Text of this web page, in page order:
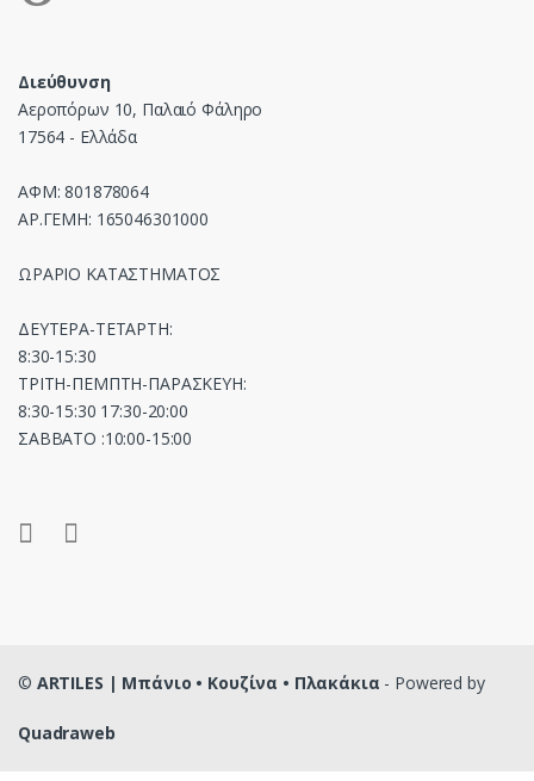
Διεύθυνση
Αεροπόρων 10, Παλαιό Φάληρο
17564 - Ελλάδα
ΑΦΜ: 801878064
ΑΡ.ΓΕΜΗ: 165046301000
ΩΡΑΡΙΟ ΚΑΤΑΣΤΗΜΑΤΟΣ
ΔΕΥΤΕΡΑ-ΤΕΤΑΡΤΗ:
8:30-15:30
ΤΡΙΤΗ-ΠΕΜΠΤΗ-ΠΑΡΑΣΚΕΥΗ:
8:30-15:30 17:30-20:00
ΣΑΒΒΑΤΟ :10:00-15:00
© ARTILES | Μπάνιο • Κουζίνα • Πλακάκια - Powered by
Quadraweb